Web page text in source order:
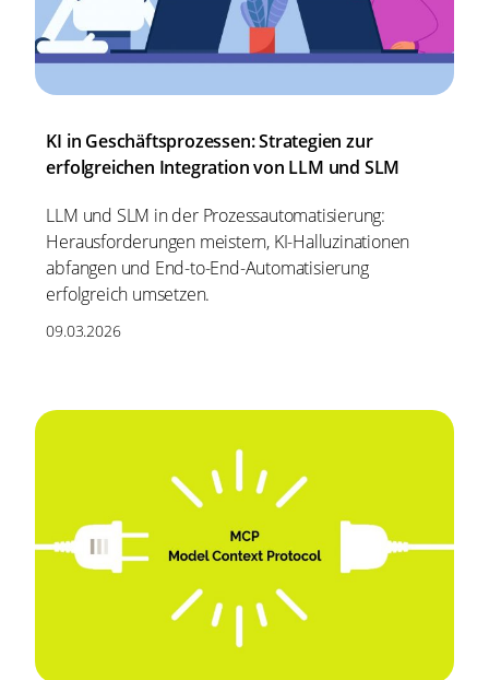
KI in Geschäftsprozessen: Strategien zur
erfolgreichen Integration von LLM und SLM
LLM und SLM in der Prozessautomatisierung:
Herausforderungen meistern, KI-Halluzinationen
abfangen und End-to-End-Automatisierung
erfolgreich umsetzen.
09.03.2026